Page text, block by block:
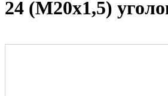
24 (М20х1,5)